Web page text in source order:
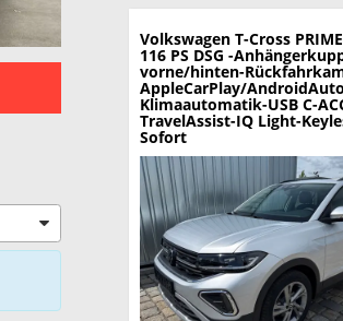
Volkswagen T-Cross
116 PS DSG -
vorne/hinten-
AppleCarPlay/
Klimaautomatik-USB C-
TravelAssist-IQ Light-
Sofort